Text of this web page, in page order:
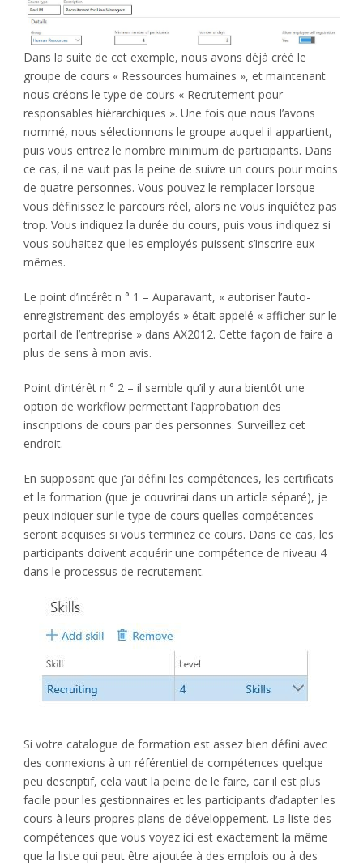
Dans la suite de cet exemple, nous avons déjà créé le
groupe de cours « Ressources humaines », et maintenant
nous créons le type de cours « Recrutement pour
responsables hiérarchiques ». Une fois que nous l’avons
nommé, nous sélectionnons le groupe auquel il appartient,
puis vous entrez le nombre minimum de participants. Dans
ce cas, il ne vaut pas la peine de suivre un cours pour moins
de quatre personnes. Vous pouvez le remplacer lorsque
vous définissez le parcours réel, alors ne vous inquiétez pas
trop. Vous indiquez la durée du cours, puis vous indiquez si
vous souhaitez que les employés puissent s’inscrire eux-
mêmes.
Le point d’intérêt n ° 1 – Auparavant, « autoriser l’auto-
enregistrement des employés » était appelé « afficher sur le
portail de l’entreprise » dans AX2012. Cette façon de faire a
plus de sens à mon avis.
Point d’intérêt n ° 2 – il semble qu’il y aura bientôt une
option de workflow permettant l’approbation des
inscriptions de cours par des personnes. Surveillez cet
endroit.
En supposant que j’ai défini les compétences, les certificats
et la formation (que je couvrirai dans un article séparé), je
peux indiquer sur le type de cours quelles compétences
seront acquises si vous terminez ce cours. Dans ce cas, les
participants doivent acquérir une compétence de niveau 4
dans le processus de recrutement.
Si votre catalogue de formation est assez bien défini avec
des connexions à un référentiel de compétences quelque
peu descriptif, cela vaut la peine de le faire, car il est plus
facile pour les gestionnaires et les participants d’adapter les
cours à leurs propres plans de développement. La liste des
compétences que vous voyez ici est exactement la même
que la liste qui peut être ajoutée à des emplois ou à des